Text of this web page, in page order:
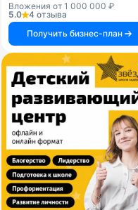
Вложения от 1 000 000 ₽
5.0
4 отзыва
Получить бизнес-план